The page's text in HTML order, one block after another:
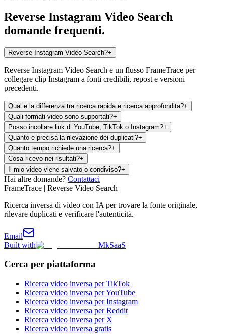
Reverse Instagram Video Search
domande frequenti.
Reverse Instagram Video Search?+
Reverse Instagram Video Search e un flusso FrameTrace per
collegare clip Instagram a fonti credibili, repost e versioni
precedenti.
Qual e la differenza tra ricerca rapida e ricerca approfondita?+
Quali formati video sono supportati?+
Posso incollare link di YouTube, TikTok o Instagram?+
Quanto e precisa la rilevazione dei duplicati?+
Quanto tempo richiede una ricerca?+
Cosa ricevo nei risultati?+
Il mio video viene salvato o condiviso?+
Hai altre domande? Contattaci
FrameTrace | Reverse Video Search
Ricerca inversa di video con IA per trovare la fonte originale,
rilevare duplicati e verificare l'autenticità.
Email
Built with
MkSaaS
Cerca per piattaforma
Ricerca video inversa per TikTok
Ricerca video inversa per YouTube
Ricerca video inversa per Instagram
Ricerca video inversa per Reddit
Ricerca video inversa per X
Ricerca video inversa gratis